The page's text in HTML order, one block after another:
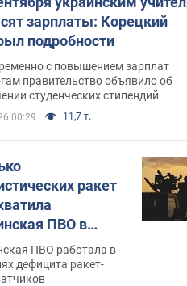
зарплаты: Корецкий
подробности
с повышением зарплат
правительство объявило об
студенческих стипендий
00:29 11,7 т.
ракет
ПВО в
в Минобороны
цифру
ПВО работала в
дефицита ракет-